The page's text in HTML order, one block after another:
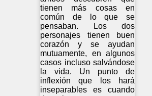
tienen más cosas en
común de lo que se
pensaban. Los dos
personajes tienen buen
corazón y se ayudan
mutuamente, en algunos
casos incluso salvándose
la vida. Un punto de
inflexión que los hará
inseparables es cuando